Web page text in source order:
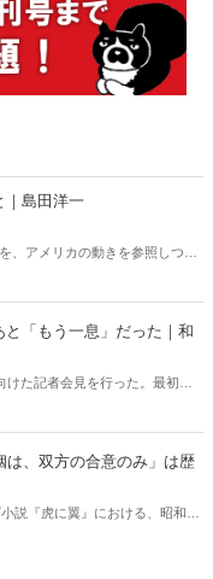
｜島田洋一
、アメリカの動きを参照しつつ
「もう一息」だった｜和
た記者会見を行った。最初に
ある――。（サムネイルは「青山
）
は、双方の合意のみ」は歴
説『虎に翼』における、昭和